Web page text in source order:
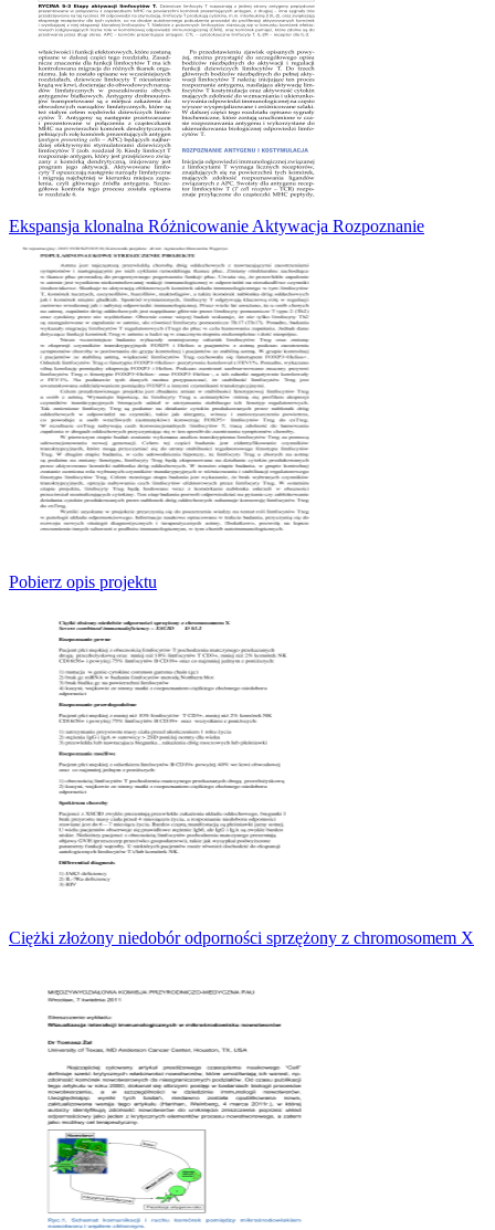
Ekspansja klonalna Różnicowanie Aktywacja Rozpoznanie
Pobierz opis projektu
Ciężki złożony niedobór odporności sprzężony z chromosomem X